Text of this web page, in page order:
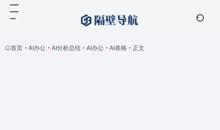
首页 • AI办公 • AI分析总结 • AI办公 • AI表格 • 正文